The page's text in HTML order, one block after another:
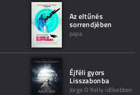
Az eltűnés
sorrendjében
papa
Éjféli gyors
Lisszabonba
Jorge O'Kelly idősebben